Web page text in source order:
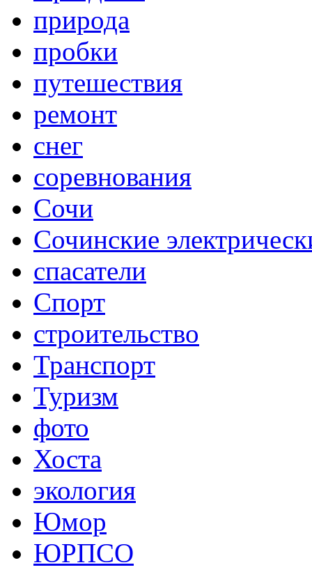
природа
пробки
путешествия
ремонт
снег
соревнования
Сочи
Сочинские
спасатели
Спорт
строительство
Транспорт
Туризм
фото
Хоста
экология
Юмор
ЮРПСО